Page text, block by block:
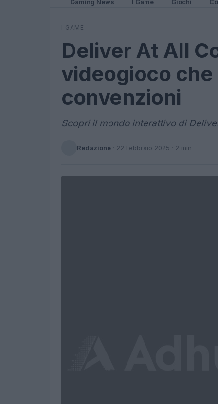
Gaming News I Game Giochi
I GAME
Deliver At All
videogioco che
convenzioni
Scopri il mondo interattivo di
Redazione · 22 Febbraio 2025 · 2 min